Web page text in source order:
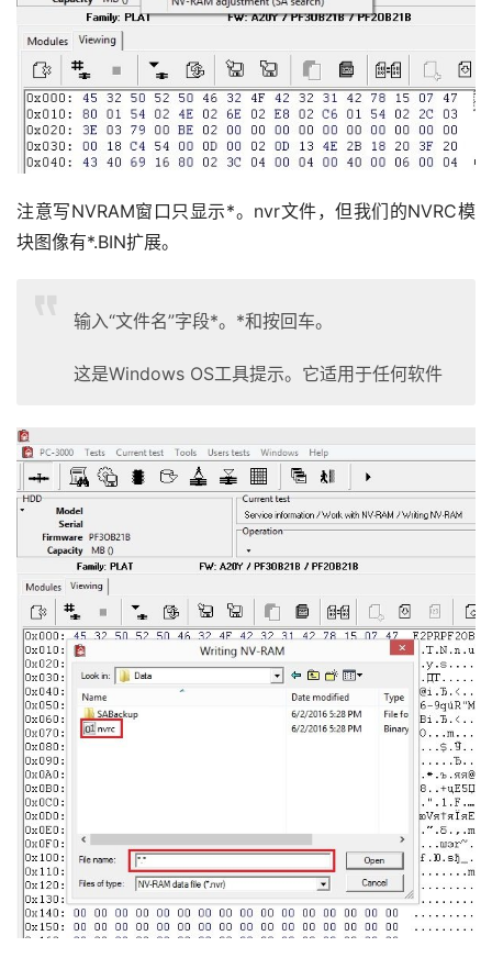
首
页
数
据
恢
复
注意写NVRAM窗口只显示*。nvr文件，但我们的NVRC模
块图像有*.BIN扩展。
输入“文件名”字段*。*和按回车。
这是Windows OS工具提示。它适用于任何软件